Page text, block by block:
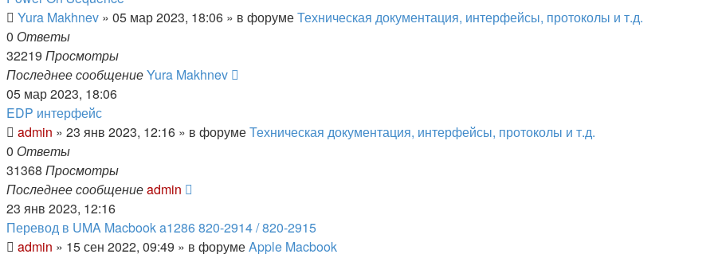
Yura Makhnev » 05 мар 2023, 18:06 » в форумеТехническая документация, интерфейсы, протоколы и т.д.
0 Ответы
32219 Просмотры
Последнее сообщениеYura Makhnev
05 мар 2023, 18:06
EDP интерфейс
admin » 23 янв 2023, 12:16 » в форумеТехническая документация, интерфейсы, протоколы и т.д.
0 Ответы
31368 Просмотры
Последнее сообщениеadmin
23 янв 2023, 12:16
Перевод в UMA Macbook a1286 820-2914 / 820-2915
admin » 15 сен 2022, 09:49 » в форумеApple Macbook